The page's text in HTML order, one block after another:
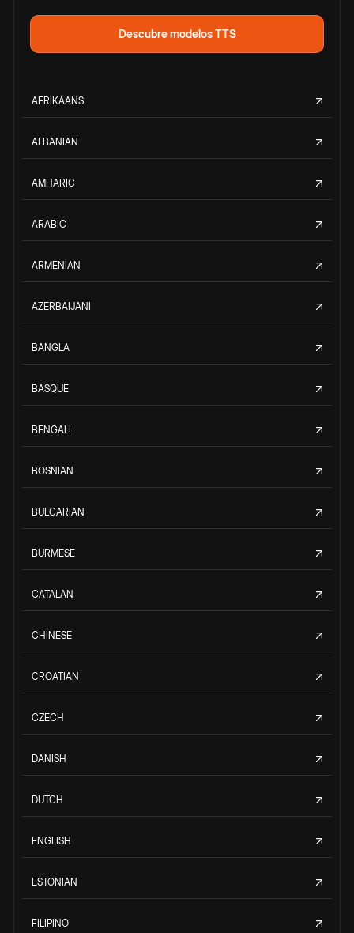
Descubre modelos TTS
AFRIKAANS
ALBANIAN
AMHARIC
ARABIC
ARMENIAN
AZERBAIJANI
BANGLA
BASQUE
BENGALI
BOSNIAN
BULGARIAN
BURMESE
CATALAN
CHINESE
CROATIAN
CZECH
DANISH
DUTCH
ENGLISH
ESTONIAN
FILIPINO